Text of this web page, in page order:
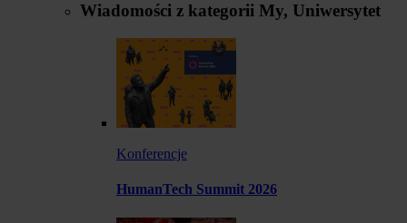
Wiadomości z kategorii My, Uniwersytet
Konferencje
HumanTech Summit 2026